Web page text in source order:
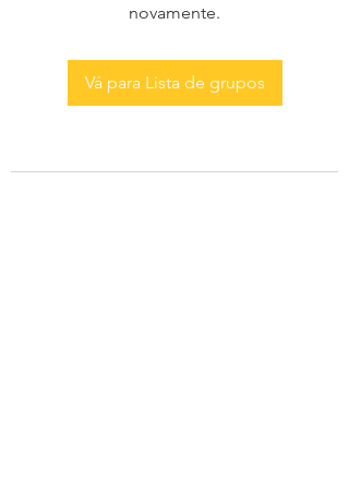
novamente.
Vá para Lista de grupos